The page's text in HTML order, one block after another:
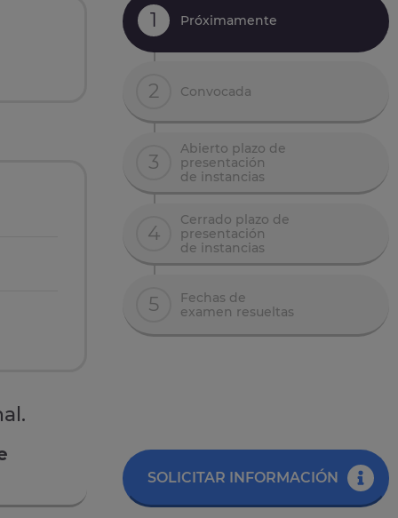
1 Próximamente
2 Convocada
3
Abierto plazo de
presentación
de instancias
4
Cerrado plazo de
presentación
de instancias
5
Fechas de
examen resueltas
SOLICITAR INFORMACIÓN